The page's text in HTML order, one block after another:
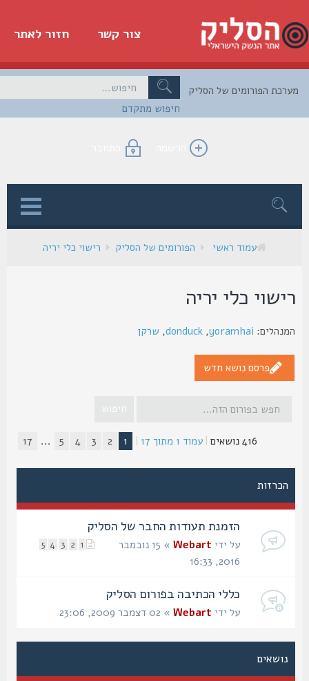
חזור לאתר צור קשר
חיפוש מתקדם
הפורומים של הסליק
הרשמה התחבר
עמוד ראשי הפורומים של הסליק רישוי כלי יריה
כלי יריה
yoramhai
,
donduck
,שרקן
פרסם נושא חדש
|עמוד1מתוך17
|
1
5
...
17
הכרזות
הזמנת תעודות החבר של הסליק
2
3
4
5 על ידיWebart
» 15 נובמבר
כללי הכתיבה בפורום הסליק
על ידיWebart» 02 דצמבר 2009, 23:06
נושאים